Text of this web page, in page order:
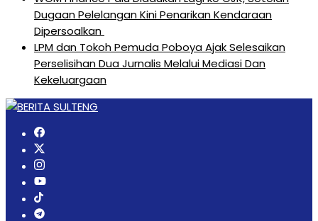
Dugaan Pelelangan Kini Penarikan Kendaraan
Dipersoalkan ‎
LPM dan Tokoh Pemuda Poboya Ajak Selesaikan
Perselisihan Dua Jurnalis Melalui Mediasi Dan
Kekeluargaan